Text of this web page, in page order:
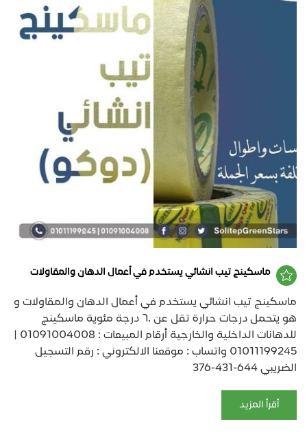
ماسكينج تيب انشائي يستخدم في أعمال الدهان والمقاولات
ماسكينج تيب انشائي يستخدم في أعمال الدهان والمقاولات و
هو يتحمل درجات حرارة تقل عن ٦٠ درجة مئوية ماسكينج
01011199245 واتساب : موقعنا الالكتروني : رقم التسجيل
الضريبي 644-431-376
أقرأ المزيد